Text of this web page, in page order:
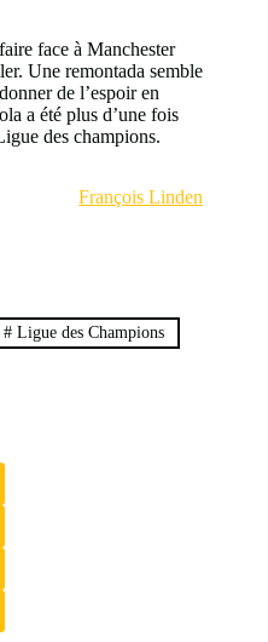
face à Manchester
Une remontada semble
de l’espoir en
a été plus d’une fois
des champions.
François Linden
# Ligue des Champions